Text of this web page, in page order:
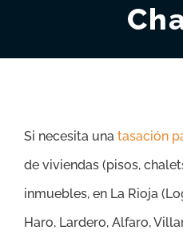
Si necesita una tasación
de viviendas (pisos,
inmuebles, en La Rioja (
Haro, Lardero, Alfaro,